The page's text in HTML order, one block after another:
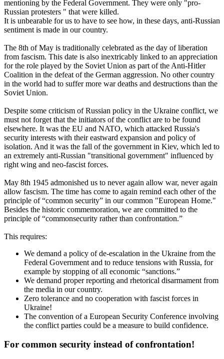
mentioning by the Federal Government. They were only "pro-
Russian protesters " that were killed.
It is unbearable for us to have to see how, in these days, anti-Russian
sentiment is made in our country.
The 8th of May is traditionally celebrated as the day of liberation
from fascism. This date is also inextricably linked to an appreciation
for the role played by the Soviet Union as part of the Anti-Hitler
Coalition in the defeat of the German aggression. No other country
in the world had to suffer more war deaths and destructions than the
Soviet Union.
Despite some criticism of Russian policy in the Ukraine conflict, we
must not forget that the initiators of the conflict are to be found
elsewhere. It was the EU and NATO, which attacked Russia's
security interests with their eastward expansion and policy of
isolation. And it was the fall of the government in Kiev, which led to
an extremely anti-Russian "transitional government" influenced by
right wing and neo-fascist forces.
May 8th 1945 admonished us to never again allow war, never again
allow fascism. The time has come to again remind each other of the
principle of “common security” in our common "European Home."
Besides the historic commemoration, we are committed to the
principle of “commonsecurity rather than confrontation.”
This requires:
We demand a policy of de-escalation in the Ukraine from the
Federal Government and to reduce tensions with Russia, for
example by stopping of all economic “sanctions.”
We demand proper reporting and rhetorical disarmament from
the media in our country.
Zero tolerance and no cooperation with fascist forces in
Ukraine!
The convention of a European Security Conference involving
the conflict parties could be a measure to build confidence.
For common security instead of confrontation!